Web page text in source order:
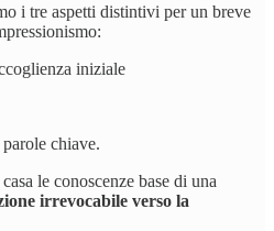
i tre aspetti distintivi per un breve
iniziale
chiave.
le conoscenze base di una
irrevocabile verso la